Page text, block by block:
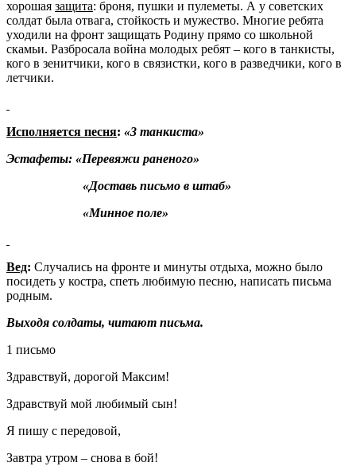
хорошая защита: броня, пушки и пулеметы. А у советских
солдат была отвага, стойкость и мужество. Многие ребята
уходили на фронт защищать Родину прямо со школьной
скамьи. Разбросала война молодых ребят – кого в танкисты,
кого в зенитчики, кого в связистки, кого в разведчики, кого в
летчики.
Исполняется песня: «3 танкиста»
Эстафеты: «Перевяжи раненого»
«Доставь письмо в штаб»
«Минное поле»
Вед: Случались на фронте и минуты отдыха, можно было
посидеть у костра, спеть любимую песню, написать письма
родным.
Выходя солдаты, читают письма.
1 письмо
Здравствуй, дорогой Максим!
Здравствуй мой любимый сын!
Я пишу с передовой,
Завтра утром – снова в бой!